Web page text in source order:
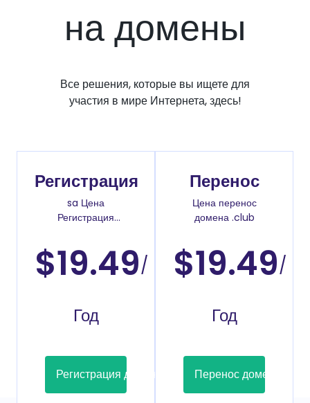
на домены
Все решения, которые вы ищете для
участия в мире Интернета, здесь!
Регистрация
sa Цена
Регистрация
$19.49/
Год
Регистрация домена
Перенос
Цена перенос
домена .club
$19.49/
Год
Перенос домена